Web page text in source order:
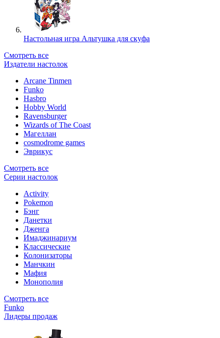
Настольная игра Альтушка для скуфа
Смотреть все
Издатели настолок
Arcane Tinmen
Funko
Hasbro
Hobby World
Ravensburger
Wizards of The Coast
Магеллан
сosmodrome games
Эврикус
Смотреть все
Серии настолок
Activity
Pokemon
Бэнг
Данетки
Дженга
Имаджинариум
Классические
Колонизаторы
Манчкин
Мафия
Монополия
Смотреть все
Funko
Лидеры продаж